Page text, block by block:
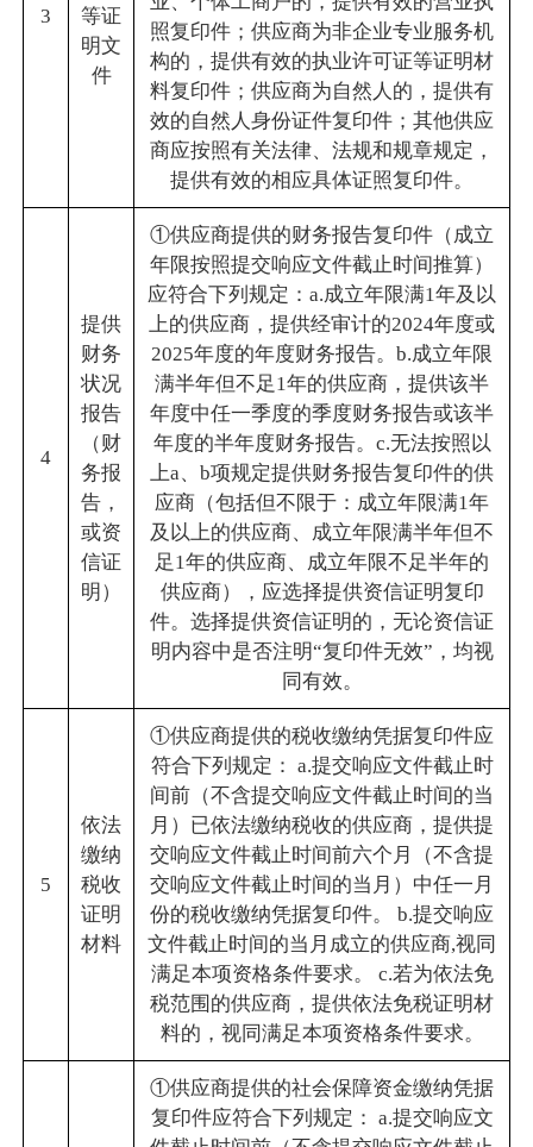
3
等证
明文
件
照复印件；供应商为非企业专业服务机
构的，提供有效的执业许可证等证明材
料复印件；供应商为自然人的，提供有
效的自然人身份证件复印件；其他供应
商应按照有关法律、法规和规章规定，
提供有效的相应具体证照复印件。
4
提供
财务
状况
报告
（财
务报
告，
或资
信证
明）
①供应商提供的财务报告复印件（成立
年限按照提交响应文件截止时间推算）
应符合下列规定：a.成立年限满1年及以
上的供应商，提供经审计的2024年度或
2025年度的年度财务报告。b.成立年限
满半年但不足1年的供应商，提供该半
年度中任一季度的季度财务报告或该半
年度的半年度财务报告。c.无法按照以
上a、b项规定提供财务报告复印件的供
应商（包括但不限于：成立年限满1年
及以上的供应商、成立年限满半年但不
足1年的供应商、成立年限不足半年的
供应商），应选择提供资信证明复印
件。选择提供资信证明的，无论资信证
明内容中是否注明“复印件无效”，均视
同有效。
5
依法
缴纳
税收
证明
材料
①供应商提供的税收缴纳凭据复印件应
符合下列规定： a.提交响应文件截止时
间前（不含提交响应文件截止时间的当
月）已依法缴纳税收的供应商，提供提
交响应文件截止时间前六个月（不含提
交响应文件截止时间的当月）中任一月
份的税收缴纳凭据复印件。 b.提交响应
文件截止时间的当月成立的供应商,视同
满足本项资格条件要求。 c.若为依法免
税范围的供应商，提供依法免税证明材
料的，视同满足本项资格条件要求。
①供应商提供的社会保障资金缴纳凭据
复印件应符合下列规定： a.提交响应文